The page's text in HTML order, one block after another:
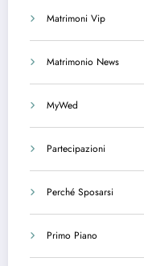
Matrimoni Vip
Matrimonio News
MyWed
Partecipazioni
Perché Sposarsi
Primo Piano